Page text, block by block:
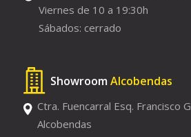
Viernes de 10 a 19:30h
Sábados: cerrado
Showroom Alcobendas
Ctra. Fuencarral Esq. Francisco
Alcobendas